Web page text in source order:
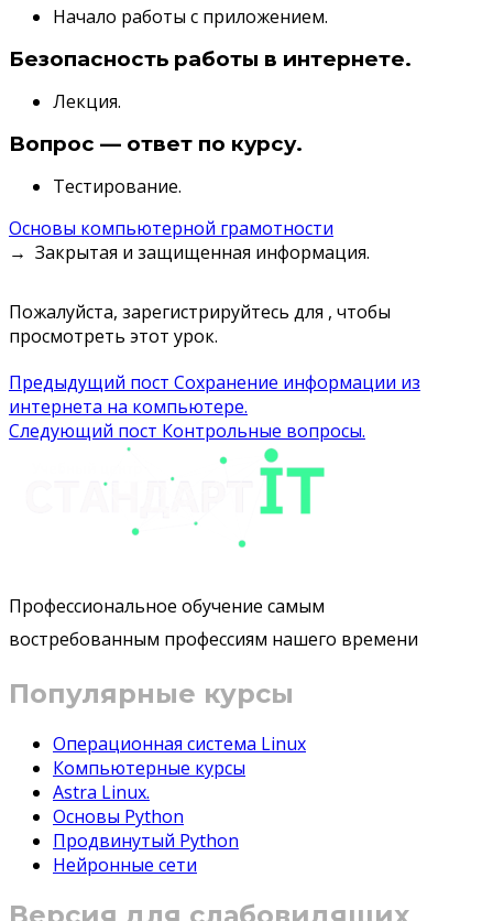
Начало работы с приложением.
Безопасность работы в интернете.
Лекция.
Вопрос — ответ по курсу.
Тестирование.
Основы компьютерной грамотности
Закрытая и защищенная информация.
Пожалуйста, зарегистрируйтесь для , чтобы
просмотреть этот урок.
Навигация
по
записям
Предыдущий пост Сохранение информации из
интернета на компьютере.
Следующий пост Контрольные вопросы.
Профессиональное обучение самым
востребованным профессиям нашего времени
Популярные курсы
Операционная система Linux
Компьютерные курсы
Astra Linux.
Основы Python
Продвинутый Python
Нейронные сети